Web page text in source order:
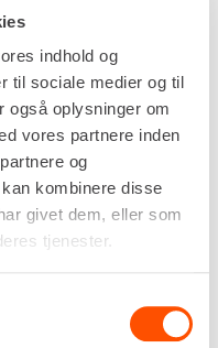
indhold og
til sociale medier og til
også oplysninger om
vores partnere inden
og
kombinere disse
givet dem, eller som
tjenester.
pladsforhold skal
få en
klar til brug –
Udlejning giver
i udstyr, du
afdelingi dag, og få
vi hjælper dig med